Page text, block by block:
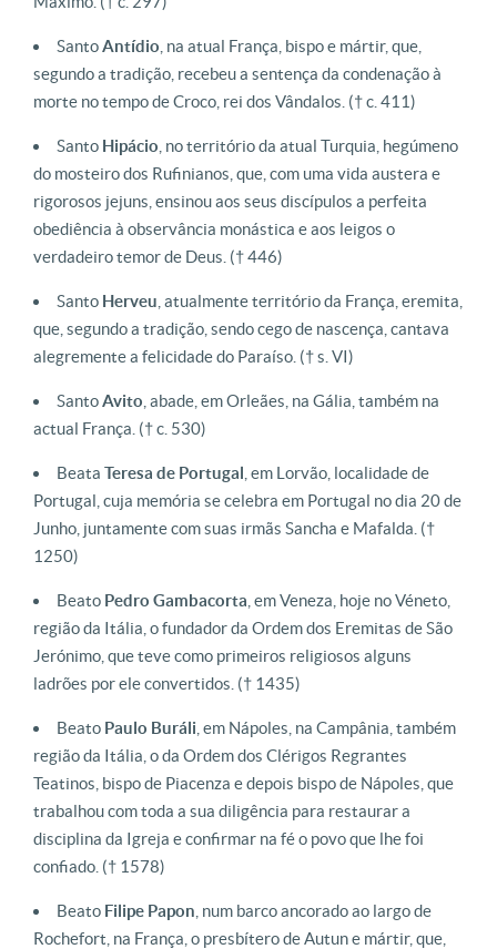
SantoAntídio , na atual França, bispo e mártir, que,
segundo a tradição, recebeu a sentença da condenação à
morte no tempo de Croco, rei dos Vândalos. († c. 411)
Santo Hipácio , no território da atual Turquia, hegúmeno
do mosteiro dos Rufinianos, que, com uma vida austera e
rigorosos jejuns, ensinou aos seus discípulos a perfeita
obediência à observância monástica e aos leigos o
verdadeiro temor de Deus. († 446)
Santo Herveu , atualmente território da França, eremita,
que, segundo a tradição, sendo cego de nascença, cantava
alegremente a felicidade do Paraíso. († s. VI)
SantoAvito , abade, em Orleães, na Gália, também na
actual França. († c. 530)
Beata Teresa de Portugal , em Lorvão, localidade de
Portugal, cuja memória se celebra em Portugal no dia 20 de
Junho, juntamente com suas irmãs Sancha e Mafalda. (†
1250)
Beato Pedro Gambacorta , em Veneza, hoje no Véneto,
região da Itália, o fundador da Ordem dos Eremitas de São
Jerónimo, que teve como primeiros religiosos alguns
ladrões por ele convertidos. († 1435)
Beato Paulo Buráli , em Nápoles, na Campânia, também
região da Itália, o da Ordem dos Clérigos Regrantes
Teatinos, bispo de Piacenza e depois bispo de Nápoles, que
trabalhou com toda a sua diligência para restaurar a
disciplina da Igreja e confirmar na fé o povo que lhe foi
confiado. († 1578)
Beato Filipe Papon , num barco ancorado ao largo de
Rochefort, na França, o presbítero de Autun e mártir, que,